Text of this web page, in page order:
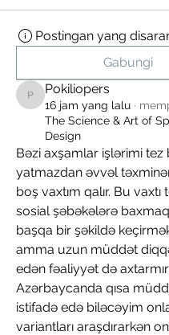
Postingan yang
Gabungi
Pokiliopers
Pokiliopers
16 jam yang lalu ·
The Science & Art of
Design
Bəzi axşamlar işlərimi tez
yatmazdan əvvəl
boş vaxtım qalır. Bu vaxtı
sosial şəbəkələrə
başqa bir şəkildə
amma uzun müddət
edən fəaliyyət də
Azərbaycanda qısa
istifadə edə biləcəyim
variantları araşdırarkən